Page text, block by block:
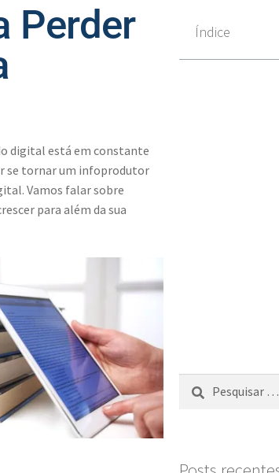
Perder
digital está em constante
se tornar um infoprodutor
Vamos falar sobre
para além da sua
Índice